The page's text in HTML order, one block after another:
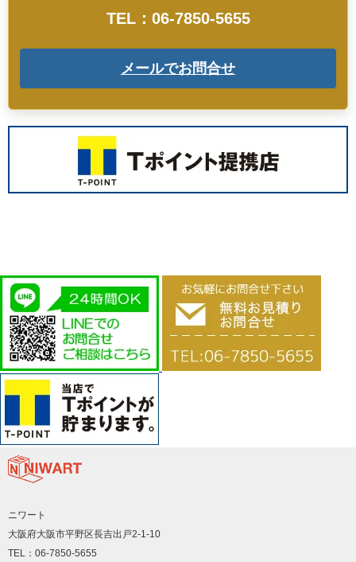
TEL：06-7850-5655
メールでお問合せ
ニワート
大阪府大阪市平野区長吉出戸2-1-10
TEL：06-7850-5655